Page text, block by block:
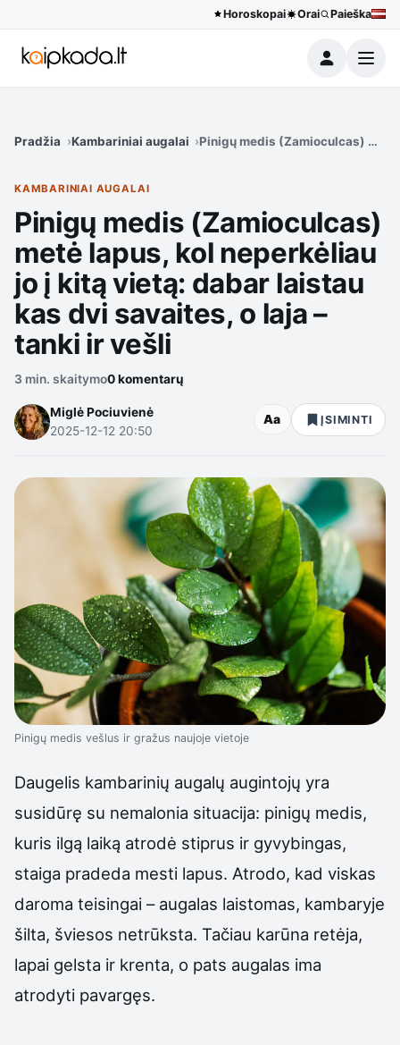
Horoskopai Orai Paieška
Meniu
Pradžia Kambariniai augalai Pinigų medis (Zamioculcas)
KAMBARINIAI AUGALAI
Pinigų medis (Zamioculcas)
metė lapus, kol neperkėliau
jo į kitą vietą: dabar laistau
kas dvi savaites, o laja –
tanki ir vešli
3 min. skaitymo0 komentarų
Miglė Pociuvienė
2025-12-12 20:50
Aa ĮSIMINTI
Pinigų medis vešlus ir gražus naujoje vietoje
Daugelis kambarinių augalų augintojų yra
susidūrę su nemalonia situacija: pinigų medis,
kuris ilgą laiką atrodė stiprus ir gyvybingas,
staiga pradeda mesti lapus. Atrodo, kad viskas
daroma teisingai – augalas laistomas, kambaryje
šilta, šviesos netrūksta. Tačiau karūna retėja,
lapai gelsta ir krenta, o pats augalas ima
atrodyti pavargęs.